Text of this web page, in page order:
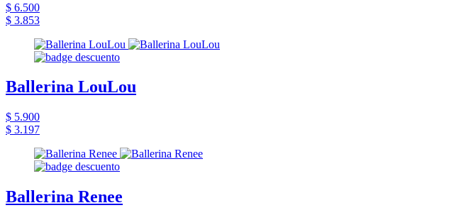
$ 6.500
$ 3.853
Ballerina LouLou
$ 5.900
$ 3.197
Ballerina Renee